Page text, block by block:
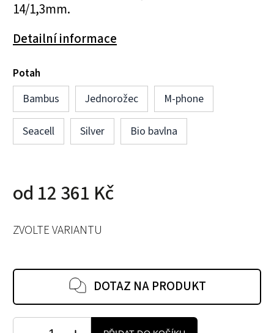
14/1,3mm.
Detailní informace
Potah
Bambus
Jednorožec M-phone
Seacell Silver Bio bavlna
od 12 361 Kč
ZVOLTE VARIANTU
DOTAZ NA PRODUKT